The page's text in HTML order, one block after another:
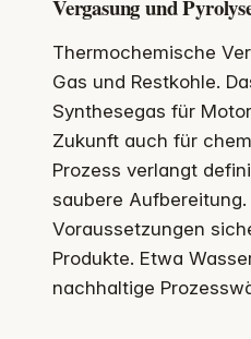
Vergasung und
Thermochemische
Gas und Restkohle.
Synthesegas für
Zukunft auch für
Prozess verlangt
saubere
Voraussetzungen
Produkte. Etwa
nachhaltige